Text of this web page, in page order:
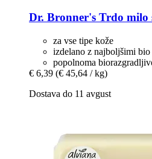
Dr. Bronner's Trdo milo
za vse tipe kože
izdelano z najboljšimi
popolnoma
€ 6,39 (€ 45,64 / kg)
Dostava do 11 avgust